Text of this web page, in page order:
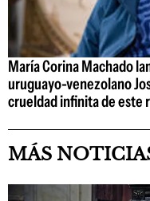
María Corina Machado
uruguayo-venezolano
crueldad infinita de este
MÁS